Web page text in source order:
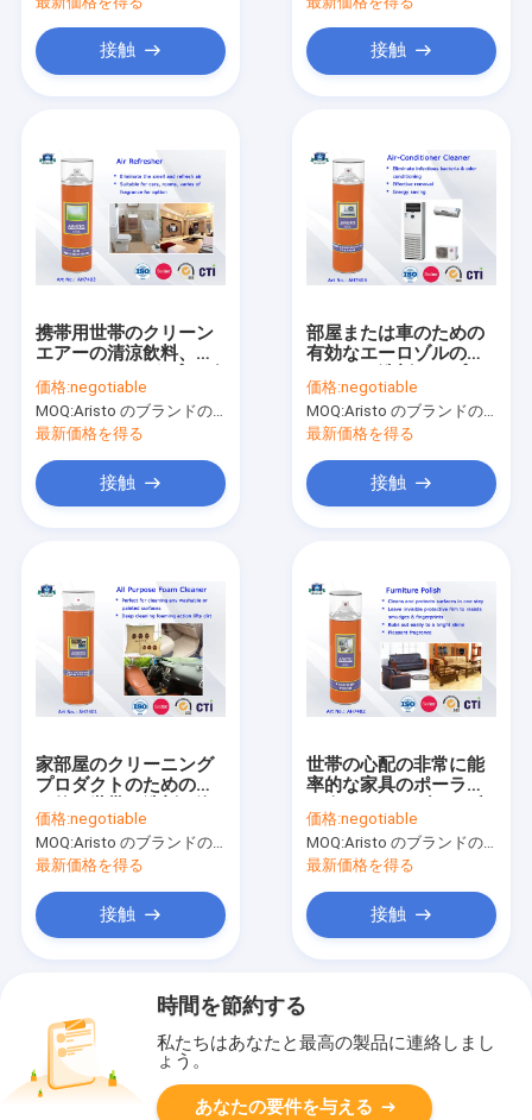
接触 接触
携帯用世帯のクリーン
エアーの清涼飲料、家
クトのための空気
Frehser のスプレー
価格:negotiable
MOQ:Aristo のブランドのための 6000pcs、顧客のブランドのための 15000pcs
最新価格を得る
接触
部屋または車のための
有効なエーロゾルのエ
ーの家のクリーニング
プロダクト
価格:negotiable
MOQ:Aristo のブランドのための 6000pcs、顧客のブランドのための 15000pcs
最新価格を得る
接触
家部屋のクリーニング
プロダクトのための多
の洗剤
価格:negotiable
MOQ:Aristo のブランドのための 6000pcs、顧客のブランドのための 15000pcs
最新価格を得る
接触
世帯の心配の非常に能
率的な家具のポーラン
紫外線および環境に優
しいできます
価格:negotiable
MOQ:Aristo のブランドのための 6000pcs、顧客のブランドのための 15000pcs
最新価格を得る
接触
時間を節約する
私たちはあなたと最高の製品に連絡しまし
ょう。
あなたの要件を与える